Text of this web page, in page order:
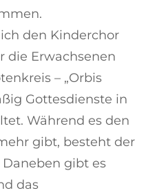
den Kinderchor
die Erwachsenen
– „Orbis
Gottesdienste in
Während es den
gibt, besteht der
gibt es
das